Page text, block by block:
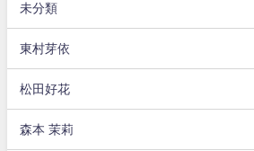
未分類
東村芽依
松田好花
森本 茉莉